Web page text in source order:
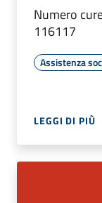
Numero
116117
Assistenza
LEGGI DI PIÙ